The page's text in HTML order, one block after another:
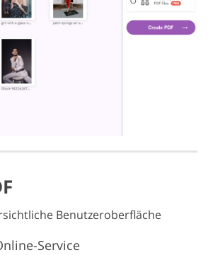
Benutzeroberfläche
Service